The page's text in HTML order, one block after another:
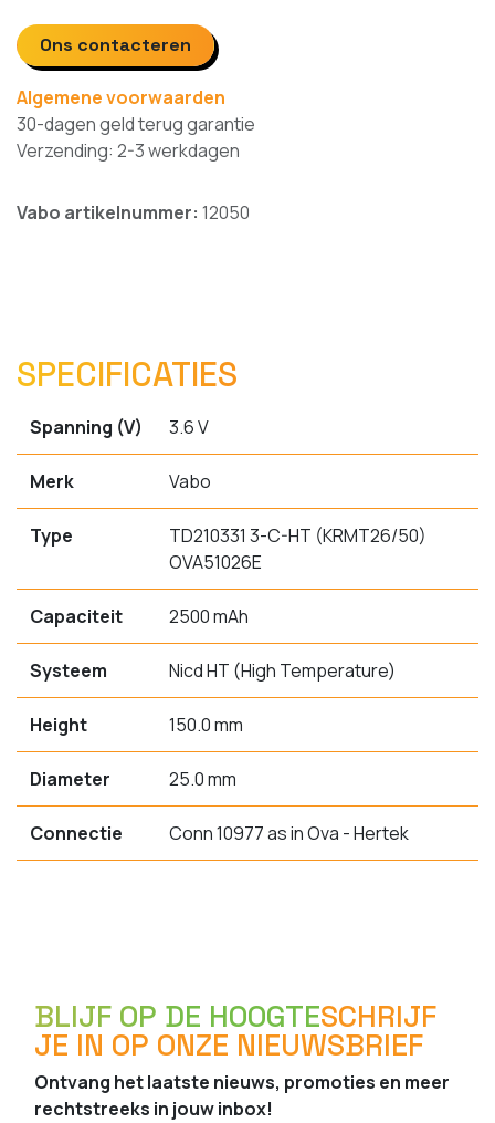
Ons contacteren
Algemene voorwaarden
30-dagen geld terug garantie
Verzending: 2-3 werkdagen
Vabo artikelnummer: 12050
SPECIFICATIES
Spanning (V) 3.6 V
Merk Vabo
Type
TD210331 3-C-HT (KRMT26/50)
OVA51026E
Capaciteit 2500 mAh
Systeem Nicd HT (High Temperature)
Height 150.0 mm
Diameter 25.0 mm
Connectie Conn 10977 as in Ova - Hertek
BLIJF OP DE HOOGTESCHRIJF
JE IN OP ONZE NIEUWSBRIEF
Ontvang het laatste nieuws, promoties en meer
rechtstreeks in jouw inbox!